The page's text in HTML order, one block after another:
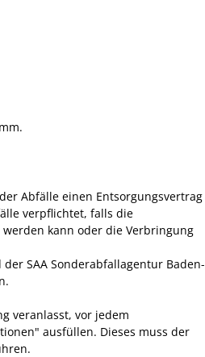
Abfälle einen Entsorgungsvertrag
verpflichtet, falls die
kann oder die Verbringung
SAA Sonderabfallagentur Baden-
veranlasst, vor jedem
ausfüllen. Dieses muss der